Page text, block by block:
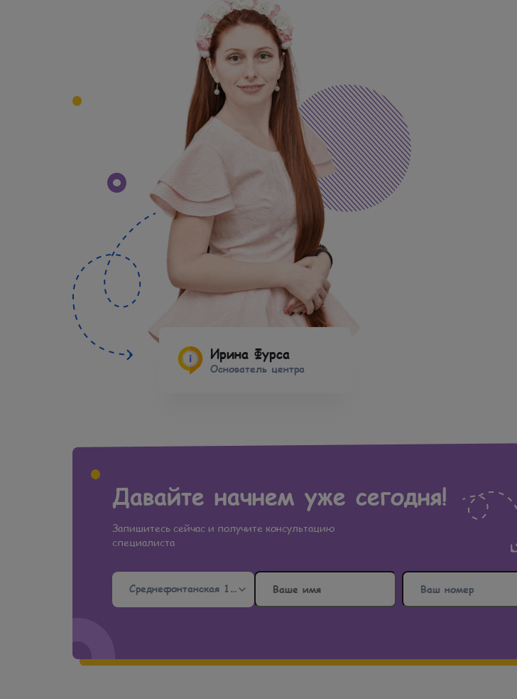
Ирина Фурса
Основатель центра
Давайте начнем уже сегодня!
Запишитесь сейчас и получите консультацию
специалиста
Среднефонтанская 19Б, Одесса